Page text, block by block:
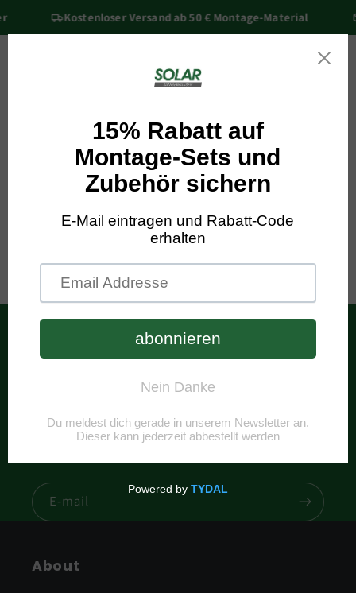
Přejít k
obsahuKostenloser Versand ab 50 € Montage-Material
Zprávy
Subscribe to our
emails
Be the first to know about new collections and
E-mail
About